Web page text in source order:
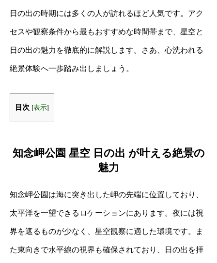
日の出の時期には多くの人が訪れるほど人気です。アク
セスや観察条件から最もおすすめな時間帯まで、星空と
日の出の魅力を徹底的に解説します。さあ、心洗われる
絶景体験へ一歩踏み出しましょう。
目次 [表示]
知念岬公園 星空 日の出 が叶える絶景の
魅力
知念岬公園は海に突き出した岬の先端に位置しており、
太平洋を一望できるロケーションにあります。夜には視
界を遮るものが少なく、星空観察に適した環境です。ま
た東向きで水平線の視界も確保されており、日の出を拝